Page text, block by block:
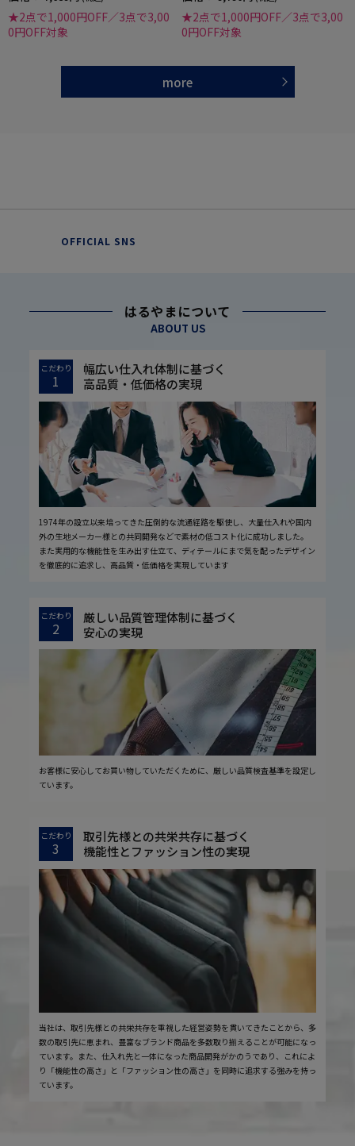
★2点で1,000円OFF／3点で3,00
0円OFF対象
★2点で1,000円OFF／3点で3,00
0円OFF対象
more
OFFICIAL SNS
はるやまについて
ABOUT US
こだわり
1
幅広い仕入れ体制に基づく
高品質・低価格の実現
1974年の設立以来培ってきた圧倒的な流通経路を駆使し、大量仕入れや国内
外の生地メーカー様との共同開発などで素材の低コスト化に成功しました。
また実用的な機能性を生み出す仕立て、ディテールにまで気を配ったデザイン
を徹底的に追求し、高品質・低価格を実現しています
こだわり
2
厳しい品質管理体制に基づく
安心の実現
お客様に安心してお買い物していただくために、厳しい品質検査基準を設定し
ています。
こだわり
3
取引先様との共栄共存に基づく
機能性とファッション性の実現
当社は、取引先様との共栄共存を重視した経営姿勢を貫いてきたことから、多
数の取引先に恵まれ、豊富なブランド商品を多数取り揃えることが可能になっ
ています。また、仕入れ先と一体になった商品開発がかのうであり、これによ
り「機能性の高さ」と「ファッション性の高さ」を同時に追求する強みを持っ
ています。